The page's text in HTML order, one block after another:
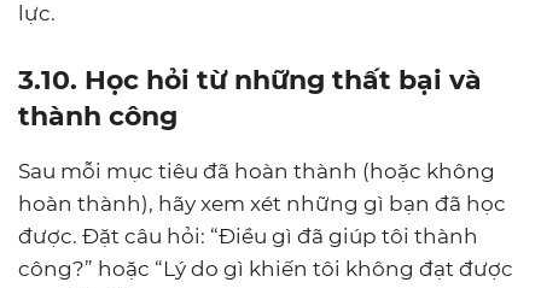
lực.
3.10. Học hỏi từ những thất bại và
thành công
Sau mỗi mục tiêu đã hoàn thành (hoặc không
hoàn thành), hãy xem xét những gì bạn đã học
được. Đặt câu hỏi: “Điều gì đã giúp tôi thành
công?” hoặc “Lý do gì khiến tôi không đạt được